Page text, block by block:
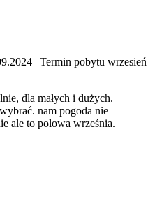
| Termin pobytu wrzesień
dla małych i dużych.
nam pogoda nie
ale to polowa września.